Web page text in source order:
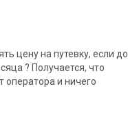
цену на путевку, если до
? Получается, что
оператора и ничего